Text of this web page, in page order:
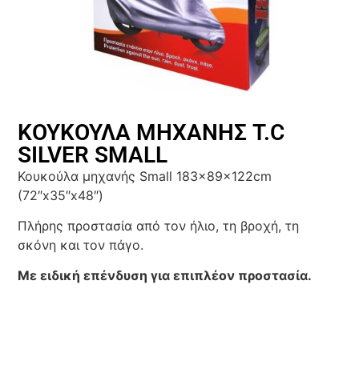
ΚΟΥΚΟΥΛΑ ΜΗΧΑΝΗΣ T.C
SILVER SMALL
Κουκούλα μηχανής Small 183x89x122cm
(72″x35″x48″)
Πλήρης προστασία από τον ήλιο, τη βροχή, τη
σκόνη και τον πάγο.
Με ειδική επένδυση για επιπλέον προστασία.